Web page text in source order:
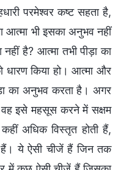
परमेश्वर कष्ट सहता है,
आत्मा भी इसका अनुभव नहीं
है? आत्मा तभी पीड़ा का
किया हो। आत्मा और
का अनुभव करता है। अगर
वह इसे महसूस करने में सक्षम
कहीं अधिक विस्तृत होती हैं,
ये ऐसी चीजें हैं जिन तक